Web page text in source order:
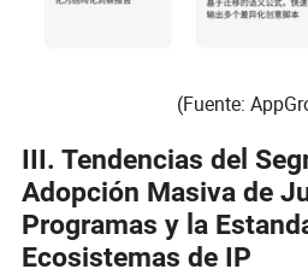
(Fuente:
III. Tendencias del
Adopción Masiva de
Programas y la
Ecosistemas de IP